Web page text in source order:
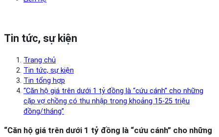
Tin tức, sự kiện
Trang chủ
Tin tức, sự kiện
Tin tổng hợp
“Căn hộ giá trên dưới 1 tỷ đồng là “cứu cánh” cho những
cặp vợ chồng có thu nhập trong khoảng 15-25 triệu
đồng/tháng”
“Căn hộ giá trên dưới 1 tỷ đồng là “cứu cánh” cho những